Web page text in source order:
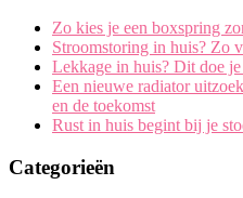
Zo kies je een boxspring
Stroomstoring in huis? Zo
Lekkage in huis? Dit doe
Een nieuwe radiator
en de toekomst
Rust in huis begint bij je
Categorieën